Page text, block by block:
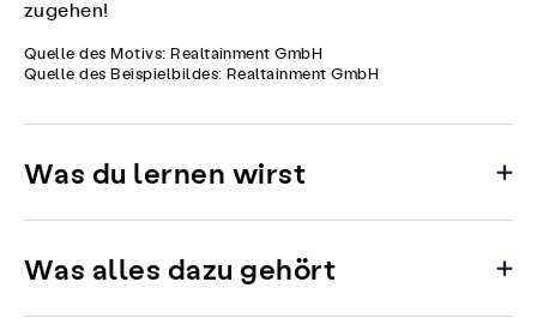
zugehen!
Quelle des Motivs: Realtainment GmbH
Quelle des Beispielbildes: Realtainment GmbH
Was du lernen wirst
Was alles dazu gehört